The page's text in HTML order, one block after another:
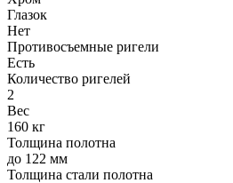
Глазок
Нет
Противосъемные ригели
Есть
Количество ригелей
2
Вес
160 кг
Толщина полотна
до 122 мм
Толщина стали полотна